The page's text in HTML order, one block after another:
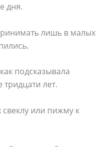
дня.
лишь в малых
подсказывала
лет.
или пижму к